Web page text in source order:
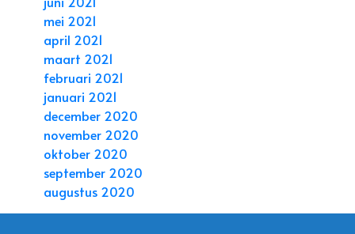
mei 2021
april 2021
maart 2021
februari 2021
januari 2021
december 2020
november 2020
oktober 2020
september 2020
augustus 2020